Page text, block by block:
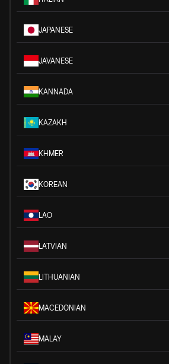
JAPANESE
JAVANESE
KANNADA
KAZAKH
KHMER
KOREAN
LAO
LATVIAN
LITHUANIAN
MACEDONIAN
MALAY